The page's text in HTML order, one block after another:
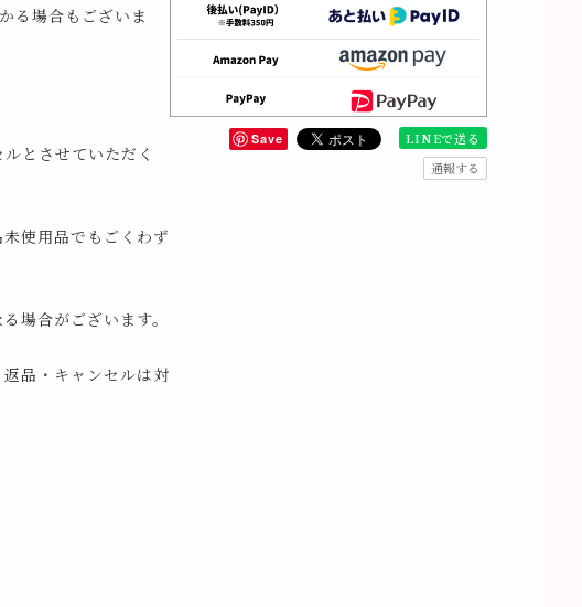
る場合もございま
とさせていただく
使用品でもごくわず
場合がございます。
品・キャンセルは対
Save
LINEで送る
通報する